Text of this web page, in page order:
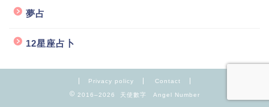
夢占
12星座占卜
Privacy policy Contact
2016–2026 天使數字 Angel Number